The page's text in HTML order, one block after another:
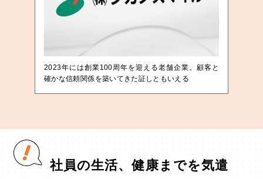
2023年には創業100周年を迎える老舗企業。顧客と
確かな信頼関係を築いてきた証しともいえる
社員の生活、健康までを気遣